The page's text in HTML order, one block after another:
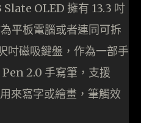
OLED 擁有 13.3 吋
平板電腦或者連同可拆
吋磁吸鍵盤，作為一部手
2.0 手寫筆，支援
來寫字或繪畫，筆觸效